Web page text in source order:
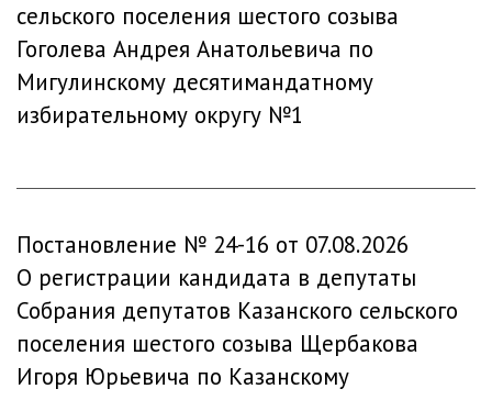
сельского поселения шестого созыва
Гоголева Андрея Анатольевича по
Мигулинскому десятимандатному
избирательному округу №1
Постановление № 24-16 от 07.08.2026
О регистрации кандидата в депутаты
Собрания депутатов Казанского сельского
поселения шестого созыва Щербакова
Игоря Юрьевича по Казанскому